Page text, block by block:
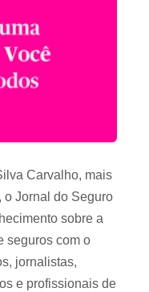
Carvalho, mais
o Jornal do Seguro
sobre a
seguros com o
jornalistas,
e profissionais de